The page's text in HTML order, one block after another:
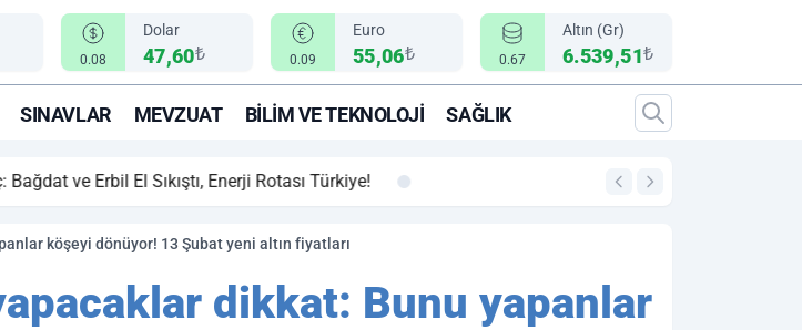
0.08
Dolar
47,60₺ 0.09
Euro
55,06₺ 0.67
Altın (Gr)
6.539,51₺
SINAVLAR MEVZUAT BILIM VE TEKNOLOJI SAĞLIK
El Sıkıştı, Enerji Rotası Türkiye! 00:12
köşeyi dönüyor! 13 Şubat yeni altın fiyatları
dikkat: Bunu yapanlar